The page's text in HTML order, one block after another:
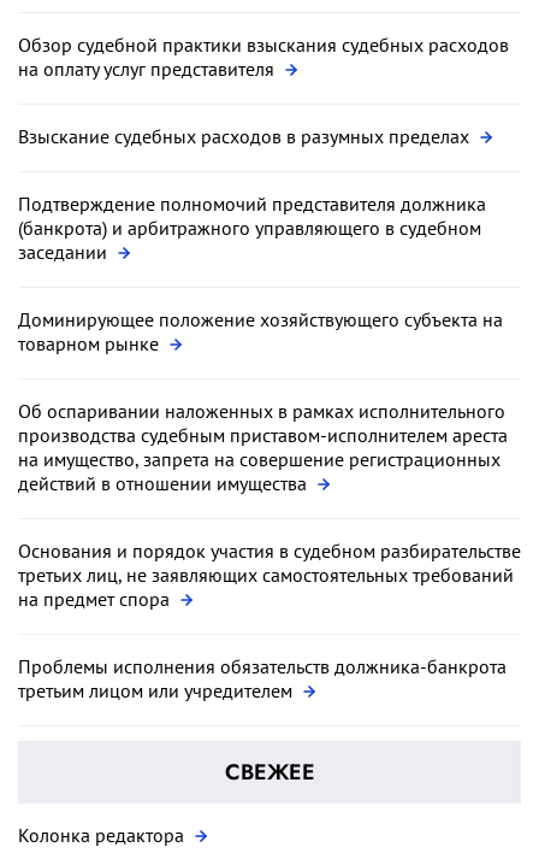
Обзор судебной практики взыскания судебных расходов
на оплату услуг представителя
Взыскание судебных расходов в разумных пределах
Подтверждение полномочий представителя должника
(банкрота) и арбитражного управляющего в судебном
заседании
Доминирующее положение хозяйствующего субъекта на
товарном рынке
Об оспаривании наложенных в рамках исполнительного
производства судебным приставом-исполнителем ареста
на имущество, запрета на совершение регистрационных
действий в отношении имущества
Основания и порядок участия в судебном разбирательстве
третьих лиц, не заявляющих самостоятельных требований
на предмет спора
Проблемы исполнения обязательств должника-банкрота
третьим лицом или учредителем
СВЕЖЕЕ
Колонка редактора